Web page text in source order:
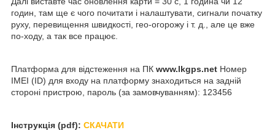
годин, там ще є чого почитати і налаштувати, сигнали початку
руху, перевищення швидкості, гео-огорожу і т. д., але це вже
по-ходу, а так все працює.
Платформа для відстеження на ПК www.lkgps.net Номер
IMEI (ID) для входу на платформу знаходиться на задній
стороні пристрою, пароль (за замовчуванням): 123456
Інструкція (pdf): СКАЧАТИ